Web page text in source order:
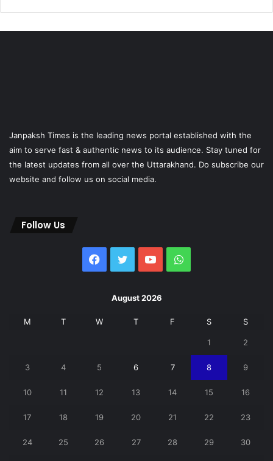
Janpaksh Times is the leading news portal established with the
aim to serve fast & authentic news to its audience. Stay tuned for
the latest updates from all over the Uttarakhand. Do subscribe our
website and follow us on social media.
Follow Us
Facebook
Twitter YouTubeWhatsApp
August 2026
M T W T F S S
1 2
3 4 5 6 7 8 9
10 11 12 13 14 15 16
17 18 19 20 21 22 23
24 25 26 27 28 29 30